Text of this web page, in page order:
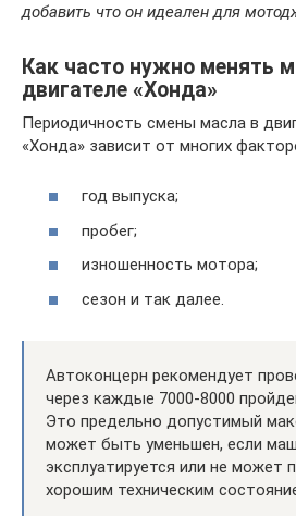
добавить что он идеален для
Как часто нужно менять
двигателе «Хонда»
Периодичность смены масла в
«Хонда» зависит от многих
год выпуска;
пробег;
изношенность мотора;
сезон и так далее.
Автоконцерн рекомендует
через каждые 7000-8000
Это предельно допустимый
может быть уменьшен, если
эксплуатируется или не может
хорошим техническим